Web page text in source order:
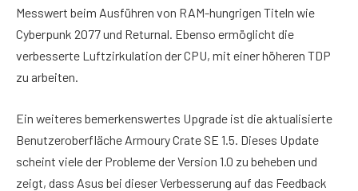
Messwert beim Ausführen von RAM-hungrigen Titeln wie
Cyberpunk 2077 und Returnal. Ebenso ermöglicht die
verbesserte Luftzirkulation der CPU, mit einer höheren TDP
zu arbeiten.
Ein weiteres bemerkenswertes Upgrade ist die aktualisierte
Benutzeroberfläche Armoury Crate SE 1.5. Dieses Update
scheint viele der Probleme der Version 1.0 zu beheben und
zeigt, dass Asus bei dieser Verbesserung auf das Feedback